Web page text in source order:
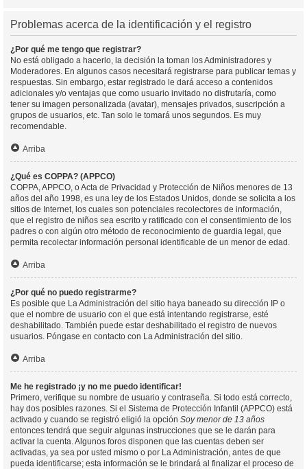
Problemas acerca de la identificación y el registro
¿Por qué me tengo que registrar?
No está obligado a hacerlo, la decisión la toman los Administradores y
Moderadores. En algunos casos necesitará registrarse para publicar temas y
respuestas. Sin embargo, estar registrado le dará acceso a contenidos
adicionales y/o ventajas que como usuario invitado no disfrutaría, como
tener su imagen personalizada (avatar), mensajes privados, suscripción a
grupos de usuarios, etc. Tan solo le tomará unos segundos. Es muy
recomendable.
Arriba
¿Qué es COPPA? (APPCO)
COPPA, APPCO, o Acta de Privacidad y Protección de Niños menores de 13
años del año 1998, es una ley de los Estados Unidos, donde se solicita a los
sitios de Internet, los cuales son potenciales recolectores de información,
que el registro de niños sea escrito y ratificado con el consentimiento de los
padres o con algún otro método de reconocimiento de guardia legal, que
permita recolectar información personal identificable de un menor de edad.
Arriba
¿Por qué no puedo registrarme?
Es posible que La Administración del sitio haya baneado su dirección IP o
que el nombre de usuario con el que está intentando registrarse, esté
deshabilitado. También puede estar deshabilitado el registro de nuevos
usuarios. Póngase en contacto con La Administración del sitio.
Arriba
Me he registrado ¡y no me puedo identificar!
Primero, verifique su nombre de usuario y contraseña. Si todo está correcto,
hay dos posibles razones. Si el Sistema de Protección Infantil (APPCO) está
activado y cuando se registró eligió la opción Soy menor de 13 años
entonces tendrá que seguir algunas instrucciones que se le darán para
activar la cuenta. Algunos foros disponen que las cuentas deben ser
activadas, ya sea por usted mismo o por La Administración, antes de que
pueda identificarse; esta información se le brindará al finalizar el proceso de